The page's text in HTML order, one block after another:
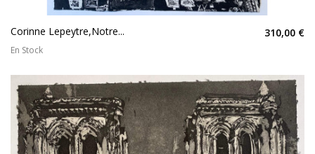
Corinne Lepeytre,Notre... 310,00 €
En Stock